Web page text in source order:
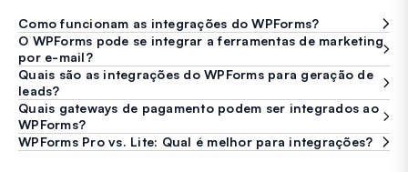
Como funcionam as integrações do WPForms?
O WPForms pode se integrar a ferramentas de marketing
por e-mail?
Quais são as integrações do WPForms para geração de
leads?
Quais gateways de pagamento podem ser integrados ao
WPForms?
WPForms Pro vs. Lite: Qual é melhor para integrações?